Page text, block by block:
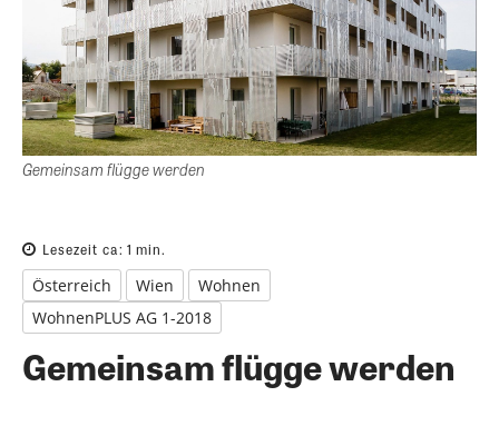
Gemeinsam flügge werden
Lesezeit ca: 1 min.
Österreich Wien
Wohnen
WohnenPLUS AG 1-2018
Gemeinsam flügge werden